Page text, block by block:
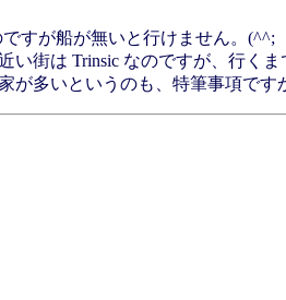
すが船が無いと行けません。(^^;
い街は Trinsic なのですが、行く
が多いというのも、特筆事項です